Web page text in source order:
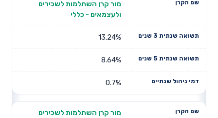
מור קרן השתלמות לשכירים
ולעצמאים - כללי
13.24%
8.64%
0.7%
מור קרן השתלמות לשכירים